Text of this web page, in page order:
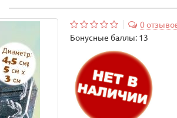
0
Бонусные баллы: 13